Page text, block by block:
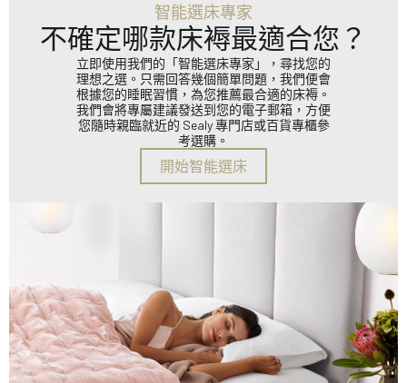
智能選床專家
不確定哪款床褥最適合您？
立即使用我們的「智能選床專家」，尋找您的
理想之選。只需回答幾個簡單問題，我們便會
根據您的睡眠習慣，為您推薦最合適的床褥。
我們會將專屬建議發送到您的電子郵箱，方便
您隨時親臨就近的 Sealy 專門店或百貨專櫃參
考選購。
開始智能選床